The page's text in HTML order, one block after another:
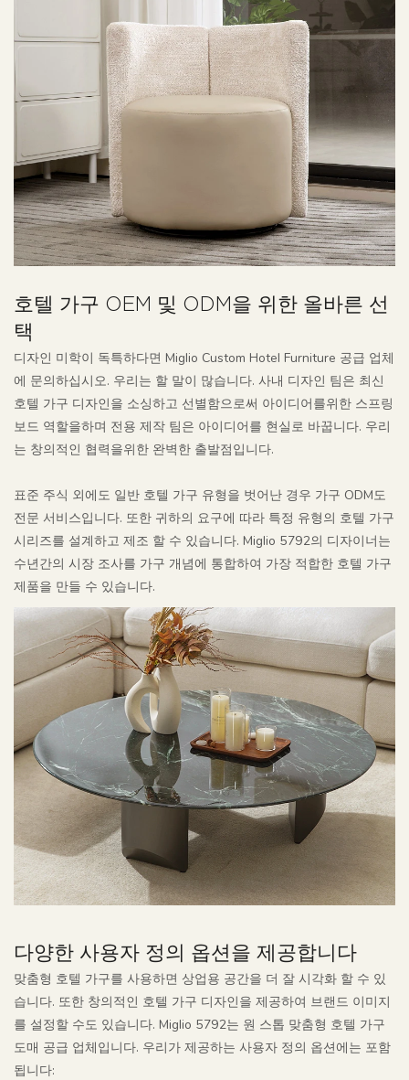
호텔 가구 OEM 및 ODM을 위한 올바른 선
택
디자인 미학이 독특하다면 Miglio Custom Hotel Furniture 공급 업체
에 문의하십시오. 우리는 할 말이 많습니다. 사내 디자인 팀은 최신
호텔 가구 디자인을 소싱하고 선별함으로써 아이디어를위한 스프링
보드 역할을하며 전용 제작 팀은 아이디어를 현실로 바꿉니다. 우리
는 창의적인 협력을위한 완벽한 출발점입니다.
표준 주식 외에도 일반 호텔 가구 유형을 벗어난 경우 가구 ODM도
전문 서비스입니다. 또한 귀하의 요구에 따라 특정 유형의 호텔 가구
시리즈를 설계하고 제조 할 수 있습니다. Miglio 5792의 디자이너는
수년간의 시장 조사를 가구 개념에 통합하여 가장 적합한 호텔 가구
제품을 만들 수 있습니다.
다양한 사용자 정의 옵션을 제공합니다
맞춤형 호텔 가구를 사용하면 상업용 공간을 더 잘 시각화 할 수 있
습니다. 또한 창의적인 호텔 가구 디자인을 제공하여 브랜드 이미지
를 설정할 수도 있습니다. Miglio 5792는 원 스톱 맞춤형 호텔 가구
도매 공급 업체입니다. 우리가 제공하는 사용자 정의 옵션에는 포함
됩니다: